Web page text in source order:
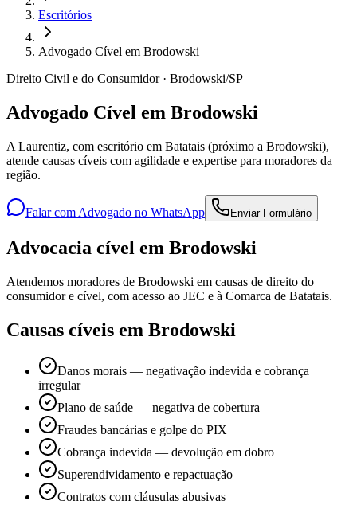
Escritórios
Advogado Cível em Brodowski
Direito Civil e do Consumidor · Brodowski/SP
Advogado Cível em Brodowski
A Laurentiz, com escritório em Batatais (próximo a Brodowski),
atende causas cíveis com agilidade e expertise para moradores da
região.
Falar com Advogado no WhatsApp Enviar Formulário
Advocacia cível em Brodowski
Atendemos moradores de Brodowski em causas de direito do
consumidor e cível, com acesso ao JEC e à Comarca de Batatais.
Causas cíveis em Brodowski
Danos morais — negativação indevida e cobrança
irregular
Plano de saúde — negativa de cobertura
Fraudes bancárias e golpe do PIX
Cobrança indevida — devolução em dobro
Superendividamento e repactuação
Contratos com cláusulas abusivas